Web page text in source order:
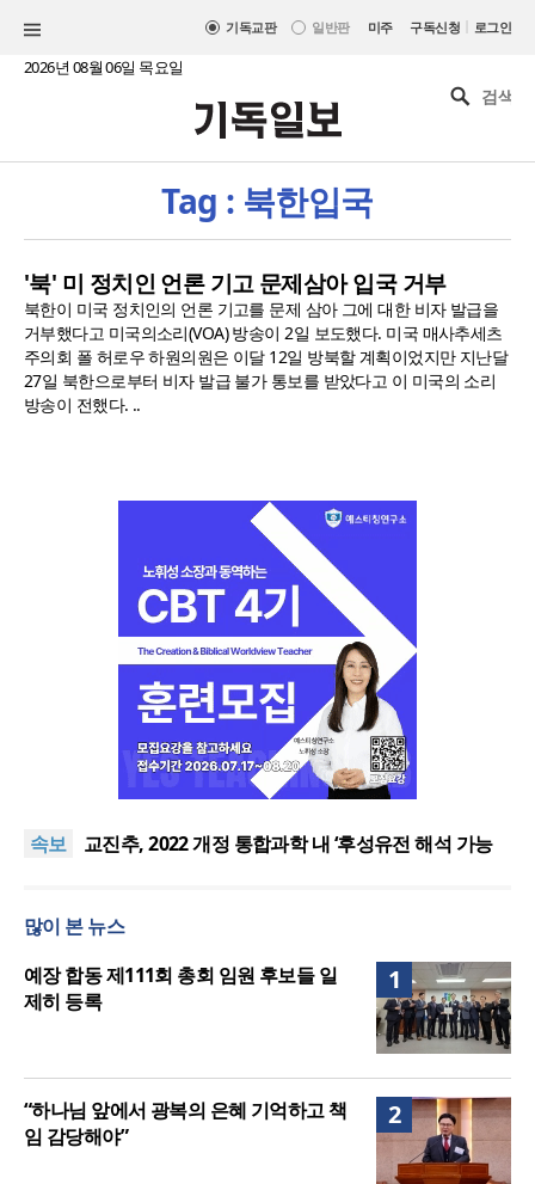
기독교판 일반판 미주 구독신청 | 로그인
2026년 08월 06일 목요일
Tag : 북한입국
'북' 미 정치인 언론 기고 문제삼아 입국 거부
북한이 미국 정치인의 언론 기고를 문제 삼아 그에 대한 비자 발급을
거부했다고 미국의소리(VOA) 방송이 2일 보도했다. 미국 매사추세츠
주의회 폴 허로우 하원의원은 이달 12일 방북할 계획이었지만 지난달
27일 북한으로부터 비자 발급 불가 통보를 받았다고 이 미국의 소리
방송이 전했다. ..
속보
횃불트리니티신학대학원대, ACSI 국제 기독교사 자
교진추, 2022 개정 통합과학 내 ‘후성유전 해석 가능
대표회장 취임
횃불트리니티신학대학원대, ACSI 국제 기독교사 자
“하나님 앞에서 광복의 은혜 기억하고 책임 감당해야”
많이 본 뉴스
1
예장 합동 제111회 총회 임원 후보들 일
제히 등록
2
“하나님 앞에서 광복의 은혜 기억하고 책
임 감당해야”